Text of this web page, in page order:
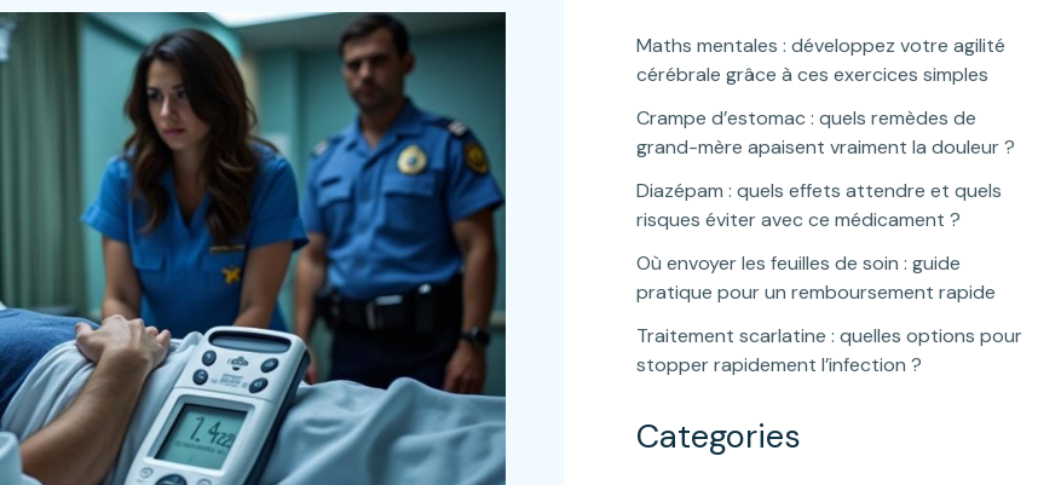
Maths mentales : développez votre agilité
cérébrale grâce à ces exercices simples
Crampe d’estomac : quels remèdes de
grand-mère apaisent vraiment la douleur ?
Diazépam : quels effets attendre et quels
risques éviter avec ce médicament ?
Où envoyer les feuilles de soin : guide
pratique pour un remboursement rapide
Traitement scarlatine : quelles options pour
stopper rapidement l’infection ?
Categories